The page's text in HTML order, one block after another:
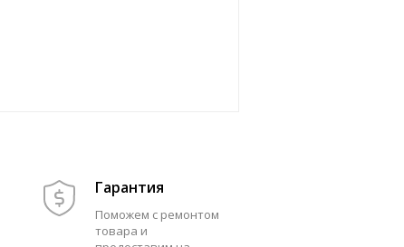
Гарантия
Поможем с ремонтом
товара и